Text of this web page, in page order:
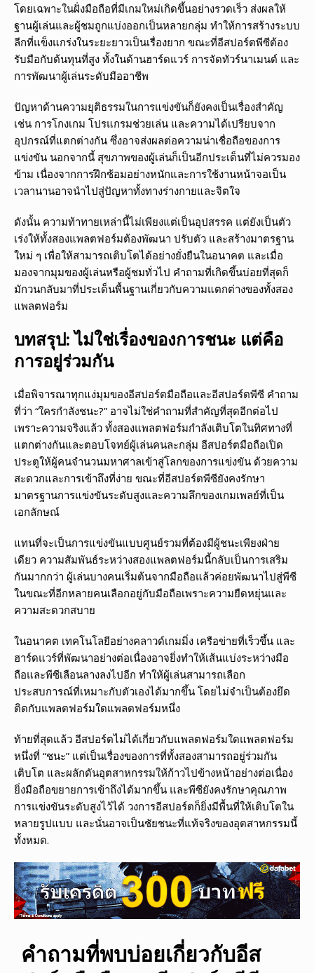
โดยเฉพาะในฝั่งมือถือที่มีเกมใหม่เกิดขึ้นอย่างรวดเร็ว ส่งผลให้
ฐานผู้เล่นและผู้ชมถูกแบ่งออกเป็นหลายกลุ่ม ทำให้การสร้างระบบ
ลีกที่แข็งแกร่งในระยะยาวเป็นเรื่องยาก ขณะที่อีสปอร์ตพีซีต้อง
รับมือกับต้นทุนที่สูง ทั้งในด้านฮาร์ดแวร์ การจัดทัวร์นาเมนต์ และ
การพัฒนาผู้เล่นระดับมืออาชีพ
ปัญหาด้านความยุติธรรมในการแข่งขันก็ยังคงเป็นเรื่องสำคัญ
เช่น การโกงเกม โปรแกรมช่วยเล่น และความได้เปรียบจาก
อุปกรณ์ที่แตกต่างกัน ซึ่งอาจส่งผลต่อความน่าเชื่อถือของการ
แข่งขัน นอกจากนี้ สุขภาพของผู้เล่นก็เป็นอีกประเด็นที่ไม่ควรมอง
ข้าม เนื่องจากการฝึกซ้อมอย่างหนักและการใช้งานหน้าจอเป็น
เวลานานอาจนำไปสู่ปัญหาทั้งทางร่างกายและจิตใจ
ดังนั้น ความท้าทายเหล่านี้ไม่เพียงแต่เป็นอุปสรรค แต่ยังเป็นตัว
เร่งให้ทั้งสองแพลตฟอร์มต้องพัฒนา ปรับตัว และสร้างมาตรฐาน
ใหม่ ๆ เพื่อให้สามารถเติบโตได้อย่างยั่งยืนในอนาคต และเมื่อ
มองจากมุมของผู้เล่นหรือผู้ชมทั่วไป คำถามที่เกิดขึ้นบ่อยที่สุดก็
มักวนกลับมาที่ประเด็นพื้นฐานเกี่ยวกับความแตกต่างของทั้งสอง
แพลตฟอร์ม
บทสรุป: ไม่ใช่เรื่องของการชนะ แต่คือ
การอยู่ร่วมกัน
เมื่อพิจารณาทุกแง่มุมของอีสปอร์ตมือถือและอีสปอร์ตพีซี คำถาม
ที่ว่า “ใครกำลังชนะ?” อาจไม่ใช่คำถามที่สำคัญที่สุดอีกต่อไป
เพราะความจริงแล้ว ทั้งสองแพลตฟอร์มกำลังเติบโตในทิศทางที่
แตกต่างกันและตอบโจทย์ผู้เล่นคนละกลุ่ม อีสปอร์ตมือถือเปิด
ประตูให้ผู้คนจำนวนมหาศาลเข้าสู่โลกของการแข่งขัน ด้วยความ
สะดวกและการเข้าถึงที่ง่าย ขณะที่อีสปอร์ตพีซียังคงรักษา
มาตรฐานการแข่งขันระดับสูงและความลึกของเกมเพลย์ที่เป็น
เอกลักษณ์
แทนที่จะเป็นการแข่งขันแบบศูนย์รวมที่ต้องมีผู้ชนะเพียงฝ่าย
เดียว ความสัมพันธ์ระหว่างสองแพลตฟอร์มนี้กลับเป็นการเสริม
กันมากกว่า ผู้เล่นบางคนเริ่มต้นจากมือถือแล้วค่อยพัฒนาไปสู่พีซี
ในขณะที่อีกหลายคนเลือกอยู่กับมือถือเพราะความยืดหยุ่นและ
ความสะดวกสบาย
ในอนาคต เทคโนโลยีอย่างคลาวด์เกมมิ่ง เครือข่ายที่เร็วขึ้น และ
ฮาร์ดแวร์ที่พัฒนาอย่างต่อเนื่องอาจยิ่งทำให้เส้นแบ่งระหว่างมือ
ถือและพีซีเลือนลางลงไปอีก ทำให้ผู้เล่นสามารถเลือก
ประสบการณ์ที่เหมาะกับตัวเองได้มากขึ้น โดยไม่จำเป็นต้องยึด
ติดกับแพลตฟอร์มใดแพลตฟอร์มหนึ่ง
ท้ายที่สุดแล้ว อีสปอร์ตไม่ได้เกี่ยวกับแพลตฟอร์มใดแพลตฟอร์ม
หนึ่งที่ “ชนะ” แต่เป็นเรื่องของการที่ทั้งสองสามารถอยู่ร่วมกัน
เติบโต และผลักดันอุตสาหกรรมให้ก้าวไปข้างหน้าอย่างต่อเนื่อง
ยิ่งมือถือขยายการเข้าถึงได้มากขึ้น และพีซียังคงรักษาคุณภาพ
การแข่งขันระดับสูงไว้ได้ วงการอีสปอร์ตก็ยิ่งมีพื้นที่ให้เติบโตใน
หลายรูปแบบ และนั่นอาจเป็นชัยชนะที่แท้จริงของอุตสาหกรรมนี้
ทั้งหมด.
คำถามที่พบบ่อยเกี่ยวกับอีส